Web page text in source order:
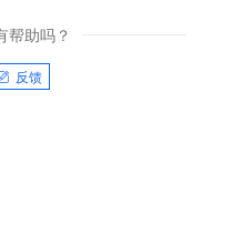
帮助吗？
反馈